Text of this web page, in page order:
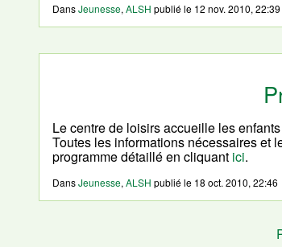
DansJeunesse, ALSH publié le 12 nov. 2010, 22:39
Le centre de loisirs accueille les
Toutes les informations nécessaires et
programme détaillé en cliquant ici.
DansJeunesse, ALSH publié le 18 oct. 2010, 22:46